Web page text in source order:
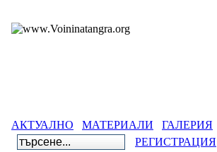
АКТУАЛНО МАТЕРИАЛИ ГАЛЕРИЯ
РЕГИСТРАЦИЯ